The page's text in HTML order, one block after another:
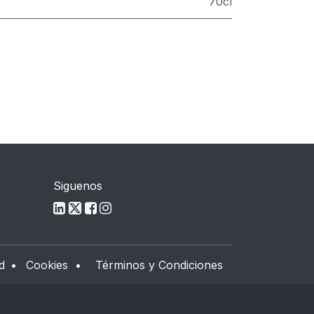
Siguenos
• Cookies • Términos y Condiciones